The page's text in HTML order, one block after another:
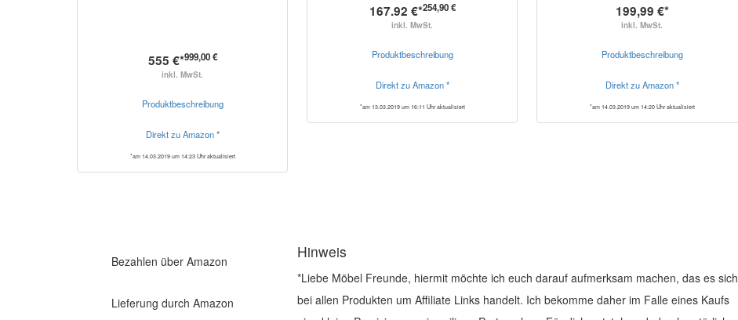
555 €*999,00 €
inkl. MwSt.
Produktbeschreibung
Direkt zu Amazon *
*am 14.03.2019 um 14:23 Uhr aktualisiert
167.92 €*254,90 €
inkl. MwSt.
Produktbeschreibung
Direkt zu Amazon *
*am 13.03.2019 um 16:11 Uhr aktualisiert
199,99 €*
inkl. MwSt.
Produktbeschreibung
Direkt zu Amazon *
*am 14.03.2019 um 14:20 Uhr aktualisiert
Bezahlen über Amazon
Lieferung durch Amazon
Hinweis
*Liebe Möbel Freunde, hiermit möchte ich euch darauf aufmerksam machen, das es sich
bei allen Produkten um Affiliate Links handelt. Ich bekomme daher im Falle eines Kaufs